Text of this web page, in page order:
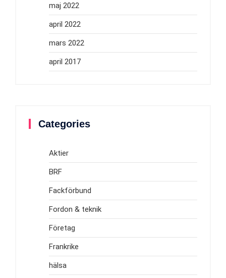
maj 2022
april 2022
mars 2022
april 2017
Categories
Aktier
BRF
Fackförbund
Fordon & teknik
Företag
Frankrike
hälsa